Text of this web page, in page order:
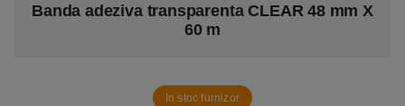
Banda adeziva transparenta CLEAR 48 mm X
60 m
In stoc furnizor